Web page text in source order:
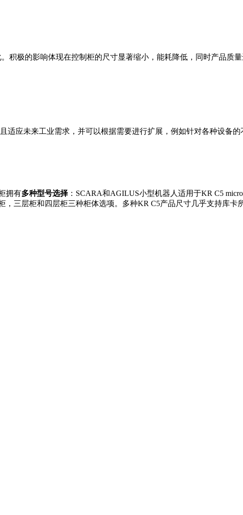
极的影响体现在控制柜的尺寸显著缩小，能耗降低，同时产品质量
应未来工业需求，并可以根据需要进行扩展，例如针对各种设备的
拥有多种型号选择 ：SCARA和AGILUS小型机器人适用于KR C5
三层柜和四层柜三种柜体选项。多种KR C5产品尺寸几乎支持库卡